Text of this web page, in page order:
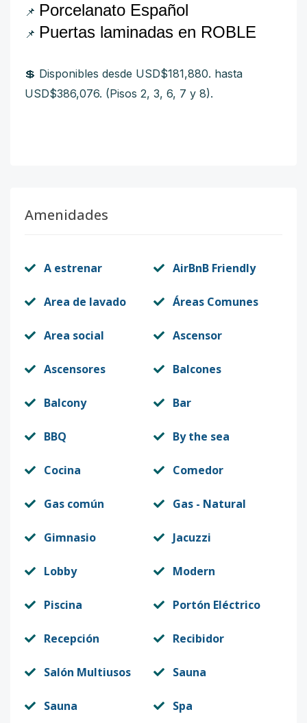
📌 Porcelanato Español
📌 Puertas laminadas en ROBLE
💲 Disponibles desde USD$181,880. hasta
USD$386,076. (Pisos 2, 3, 6, 7 y 8).
Amenidades
A estrenar AirBnB Friendly
Area de lavado Áreas Comunes
Area social Ascensor
Ascensores Balcones
Balcony Bar
BBQ By the sea
Cocina Comedor
Gas común Gas - Natural
Gimnasio Jacuzzi
Lobby Modern
Piscina Portón Eléctrico
Recepción Recibidor
Salón Multiusos Sauna
Sauna Spa